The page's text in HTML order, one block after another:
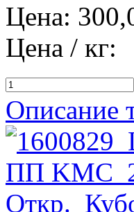
Цена:
Цена / кг:
Описание